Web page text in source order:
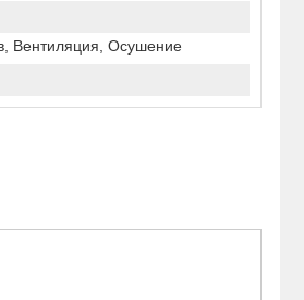
Вентиляция, Осушение